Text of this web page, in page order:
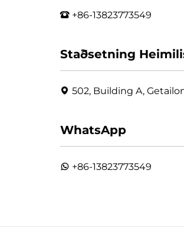
+86-13823773549
Staðsetning
502, Building A,
WhatsApp
+86-13823773549